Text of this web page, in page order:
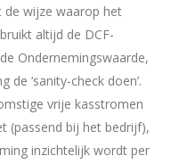
de wijze waarop het
altijd de DCF-
Ondernemingswaarde,
‘sanity-check doen’.
vrije kasstromen
(passend bij het bedrijf),
inzichtelijk wordt per